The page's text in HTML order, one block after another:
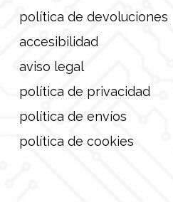
política de devoluciones
accesibilidad
aviso legal
política de privacidad
política de envíos
política de cookies